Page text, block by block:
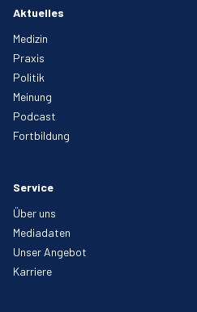
Aktuelles
Medizin
Praxis
Politik
Meinung
Podcast
Fortbildung
Service
Über uns
Mediadaten
Unser Angebot
Karriere